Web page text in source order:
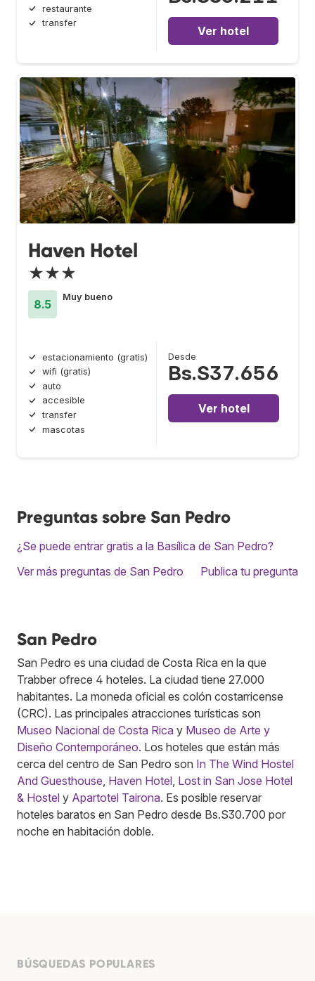
restaurante
transfer
Ver hotel
Haven Hotel
★★★
8.5
Muy bueno
estacionamiento (gratis)
wifi (gratis)
auto
accesible
transfer
mascotas
Desde
Bs.S37.656
Ver hotel
Preguntas sobre San Pedro
¿Se puede entrar gratis a la Basílica de San Pedro?
Ver más preguntas de San Pedro
Publica tu pregunta
San Pedro
San Pedro es una ciudad de Costa Rica en la que
Trabber ofrece 4 hoteles. La ciudad tiene 27.000
habitantes. La moneda oficial es colón costarricense
(CRC). Las principales atracciones turísticas son
Museo Nacional de Costa Rica y Museo de Arte y
Diseño Contemporáneo. Los hoteles que están más
cerca del centro de San Pedro son In The Wind Hostel
And Guesthouse Haven Hotel Lost in San Jose Hotel
& Hostel y Apartotel Tairona. Es posible reservar
hoteles baratos en San Pedro desde Bs.S30.700 por
noche en habitación doble.
BÚSQUEDAS POPULARES